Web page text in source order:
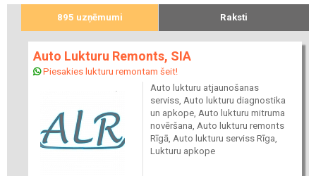
895 uzņēmumi Raksti
Auto Lukturu Remonts, SIA
Piesakies lukturu remontam šeit!
Auto lukturu atjaunošanas
serviss, Auto lukturu diagnostika
un apkope, Auto lukturu mitruma
novēršana, Auto lukturu remonts
Rīgā, Auto lukturu serviss Rīga,
Lukturu apkope